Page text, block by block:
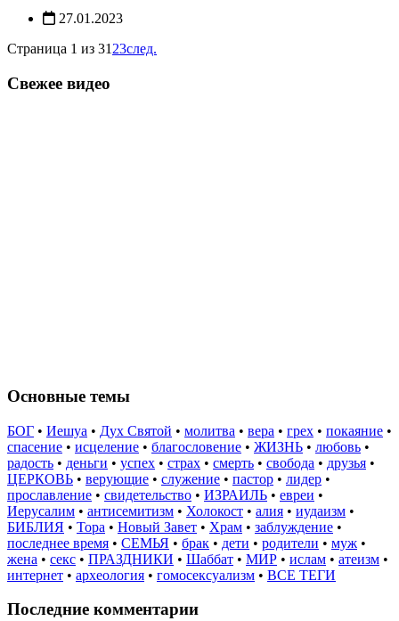
27.01.2023
Страница 1 из 31 23след.
Свежее видео
Основные темы
БОГ • Иешуа • Дух Святой • молитва • вера • грех • покаяние •
спасение • исцеление • благословение • ЖИЗНЬ • любовь •
радость • деньги • успех • страх • смерть • свобода • друзья •
ЦЕРКОВЬ • верующие • служение • пастор • лидер •
прославление • свидетельство • ИЗРАИЛЬ • евреи •
Иерусалим • антисемитизм • Холокост • алия • иудаизм •
БИБЛИЯ • Тора • Новый Завет • Храм • заблуждение •
последнее время • СЕМЬЯ • брак • дети • родители • муж •
жена • секс • ПРАЗДНИКИ • Шаббат • МИР • ислам • атеизм •
интернет • археология • гомосексуализм • ВСЕ ТЕГИ
Последние комментарии